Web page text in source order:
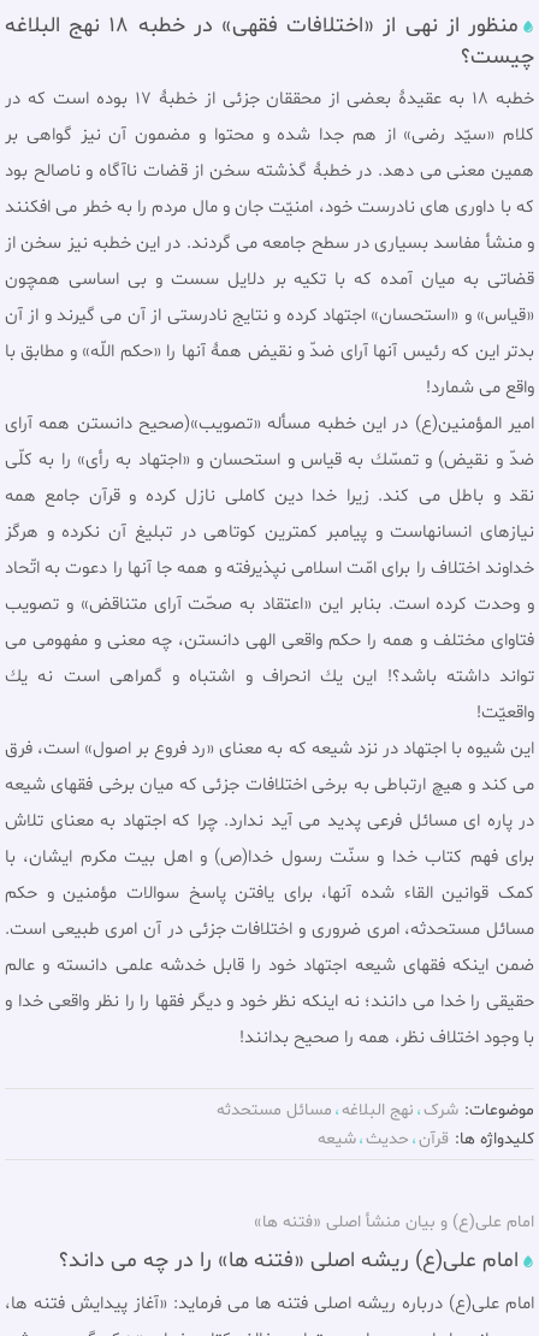
منظور از نهی از «اختلافات فقهی» در خطبه 18 نهج البلاغه
چیست؟
خطبه 18 به عقيدۀ بعضى از محققان جزئی از خطبۀ 17 بوده است كه در
كلام «سيّد رضى» از هم جدا شده و محتوا و مضمون آن نيز گواهى بر
همين معنى مى دهد. در خطبۀ گذشته سخن از قضات ناآگاه و ناصالح بود
كه با داوری هاى نادرست خود، امنيّت جان و مال مردم را به خطر مى افكنند
و منشأ مفاسد بسيارى در سطح جامعه مى گردند. در اين خطبه نيز سخن از
قضاتى به ميان آمده كه با تكيه بر دلايل سست و بى اساسى همچون
«قياس» و «استحسان» اجتهاد کرده و نتايج نادرستى از آن مى گيرند و از آن
بدتر اين كه رئيس آنها آراى ضدّ و نقيض همۀ آنها را «حكم اللّه» و مطابق با
واقع مى شمارد!
امیر المؤمنین(ع) در این خطبه مسأله «تصويب»(صحیح دانستن همه آراى
ضدّ و نقيض) و تمسّك به قياس و استحسان و «اجتهاد به رأى» را به كلّى
نقد و باطل مى كند. زيرا خدا دين كاملى نازل كرده و قرآن جامع همه
نيازهاى انسانهاست و پيامبر كمترين كوتاهى در تبليغ آن نكرده و هرگز
خداوند اختلاف را براى امّت اسلامى نپذيرفته و همه جا آنها را دعوت به اتّحاد
و وحدت كرده است. بنابر اين «اعتقاد به صحّت آراى متناقض» و تصويب
فتاواى مختلف و همه را حكم واقعى الهى دانستن، چه معنى و مفهومى مى
تواند داشته باشد؟! اين يك انحراف و اشتباه و گمراهى است نه يك
واقعيّت!
این شیوه با اجتهاد در نزد شیعه که به معنای «رد فروع بر اصول» است، فرق
می کند و هیچ ارتباطی به برخی اختلافات جزئی که میان برخی فقهای شیعه
در پاره ای مسائل فرعی پدید می آید ندارد. چرا که اجتهاد به معنای تلاش
برای فهم کتاب خدا و سنّت رسول خدا(ص) و اهل بیت مکرم ایشان، با
کمک قوانین القاء شده آنها، برای یافتن پاسخ سوالات مؤمنین و حکم
مسائل مستحدثه، امری ضروری و اختلافات جزئی در آن امری طبیعی است.
ضمن اینکه فقهای شیعه اجتهاد خود را قابل خدشه علمی دانسته و عالم
حقیقی را خدا می دانند؛ نه اینکه نظر خود و دیگر فقها را را نظر واقعی خدا و
با وجود اختلاف نظر، همه را صحیح بدانند!
موضوعات: شرک نهج البلاغه مسائل مستحدثه
کلیدواژه ها: قرآن حديث شيعه
امام علی(ع) و بیان منشأ اصلی «فتنه ها»
امام علی(ع) ریشه اصلی «فتنه ها» را در چه می داند؟
امام علی(ع) درباره ریشه اصلی فتنه ها می فرمايد: «آغاز پيدايش فتنه ها،